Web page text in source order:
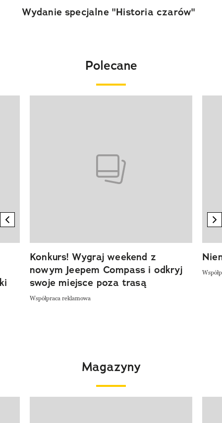
Wydanie specjalne "Historia czarów"
Polecane
previous element
Konkurs! Wygraj weekend z
nowym Jeepem Compass i odkryj
swoje miejsce poza trasą
Współpraca reklamowa
Magazyny